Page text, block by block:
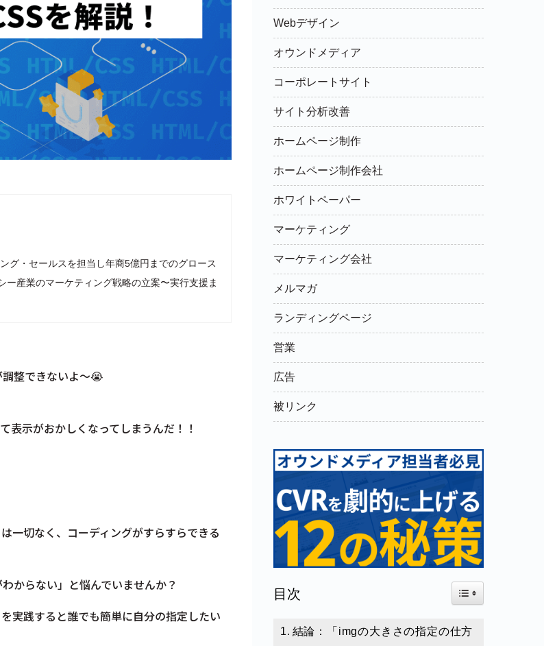
グ・セールスを担当し年商5億円までのグロース
産業のマーケティング戦略の立案〜実行支援ま
整できないよ〜😭
示がおかしくなってしまうんだ！！
一切なく、コーディングがすらすらできる
からない」 と悩んでいませんか？
実践すると誰でも簡単に自分の指定したい
Webデザイン
オウンドメディア
コーポレートサイト
サイト分析改善
ホームページ制作
ホームページ制作会社
ホワイトペーパー
マーケティング
マーケティング会社
メルマガ
ランディングページ
営業
広告
被リンク
目次 Toggle Table of
結論：「imgの大きさの指定の仕方